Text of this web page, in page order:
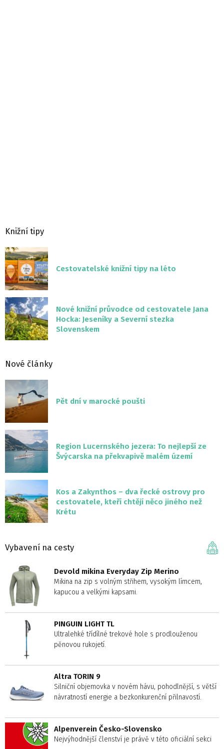
Knižní tipy
Cestovatelské knižní tipy na léto
Nové knižní průvodce od cestovatele Jana
Hocka: Jeseníky a Severní stezka
Slovenskem
Nové články
Pět dní v marocké poušti
Region Lucernského jezera: To nejlepší ze
Švýcarska na překvapivě malém území
Kos a Zakynthos – dva řecké ostrovy pro
cestovatele, kteří chtějí něco jiného než
Krétu
Vybavení na cesty
Devold mikina Everyday Zip Merino
Mikina na zip s volným střihem, vysokým límcem,
kapucou a velkými kapsami.
PINGUIN LIGHT TL
Ultralehké třídílné trekové hole s prodlouženou
pěnovou rukojetí.
Altra TORIN 9
Silniční objemovka v novém hávu, pohodlnější, s větší
návratností energie a bezkonkurenční přilnavostí.
Alpenverein Česko-Slovensko
Nejvýhodnější členství je právě v této oficiální sekci